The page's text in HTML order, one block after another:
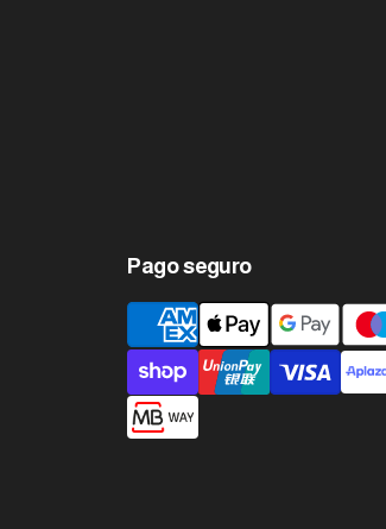
Pago seguro
Métodos
de
pagamento
aceites